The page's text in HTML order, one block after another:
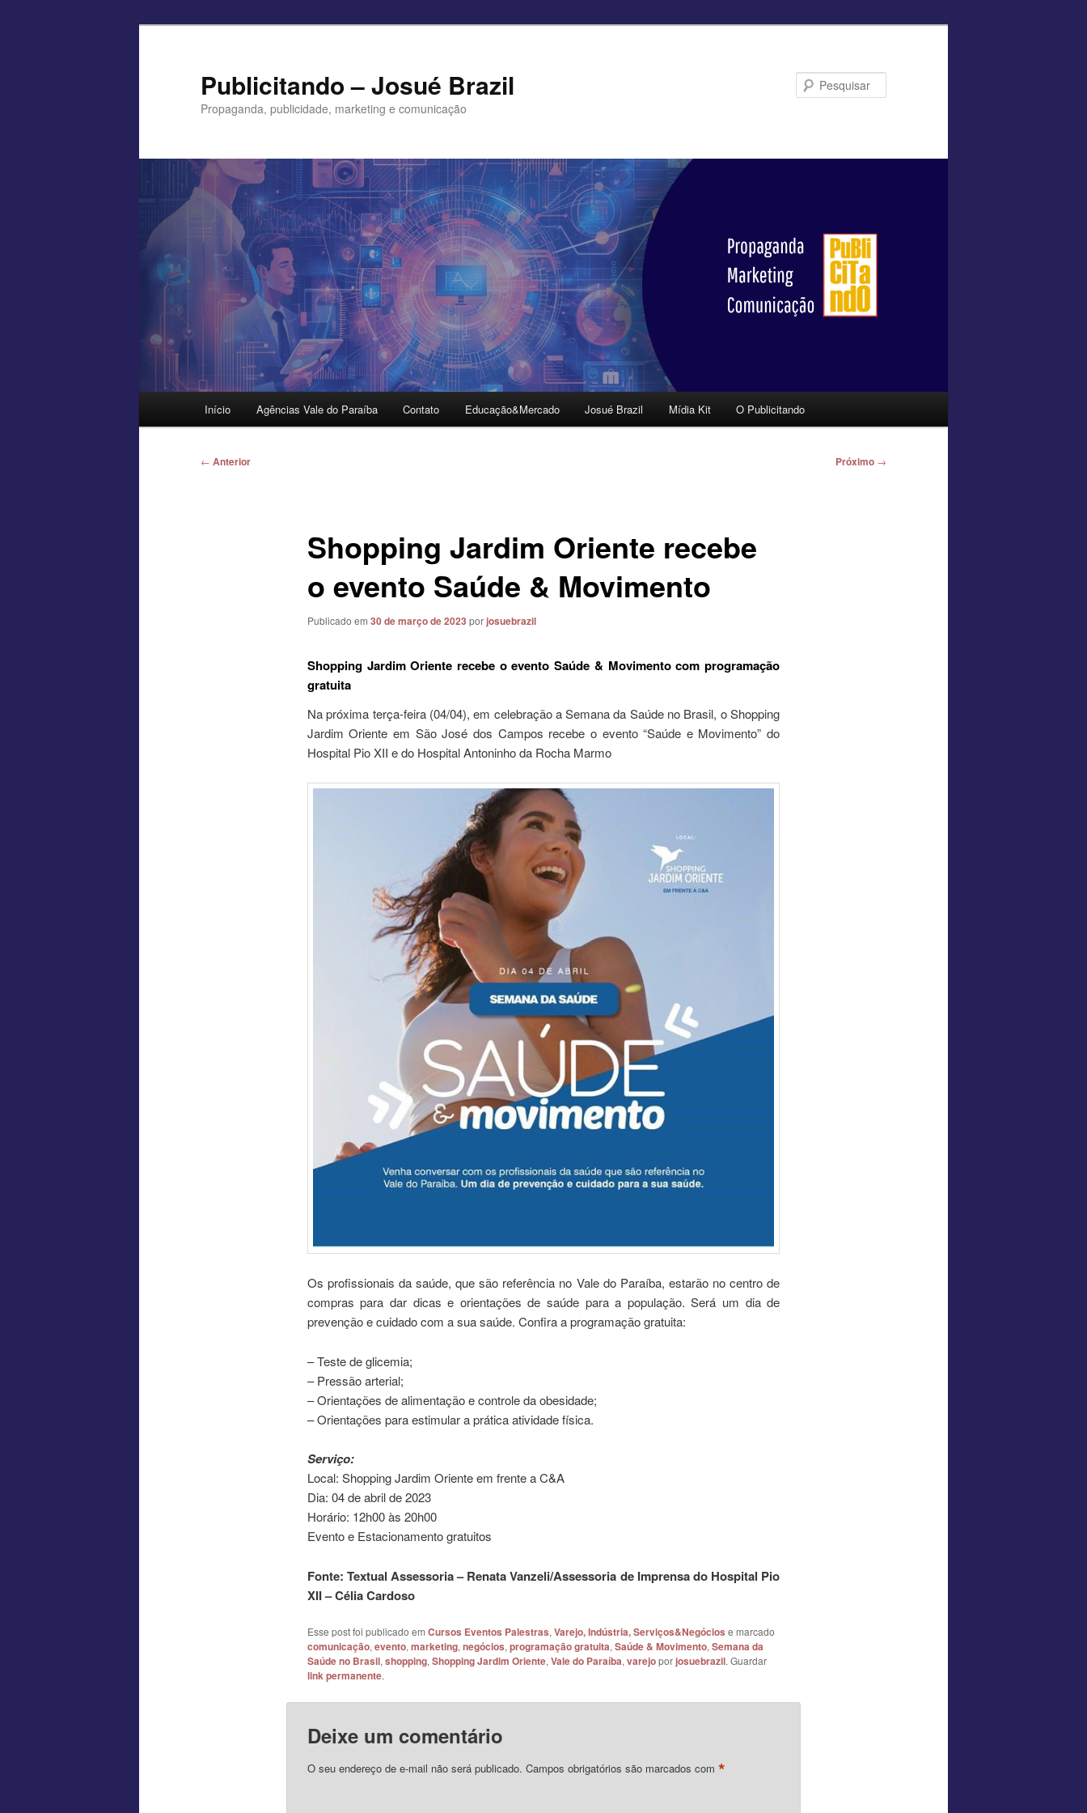
Publicitando – Josué Brazil
Propaganda, publicidade, marketing e comunicação
Início Agências Vale do Paraíba Contato Educação&Mercado Josué Brazil Mídia Kit O Publicitando
Navegação
← Anterior Próximo →
Shopping Jardim Oriente recebe
o evento Saúde & Movimento
Publicado em 30 de março de 2023 porjosuebrazil
Shopping Jardim Oriente recebe o evento Saúde & Movimento com programação
gratuita
Na próxima terça-feira (04/04), em celebração a Semana da Saúde no Brasil, o Shopping
Jardim Oriente em São José dos Campos recebe o evento “Saúde e Movimento” do
Hospital Pio XII e do Hospital Antoninho da Rocha Marmo
Os profissionais da saúde, que são referência no Vale do Paraíba, estarão no centro de
compras para dar dicas e orientações de saúde para a população. Será um dia de
prevenção e cuidado com a sua saúde. Confira a programação gratuita:
– Teste de glicemia;
– Pressão arterial;
– Orientações de alimentação e controle da obesidade;
– Orientações para estimular a prática atividade física.
Serviço:
Local: Shopping Jardim Oriente em frente a C&A
Dia: 04 de abril de 2023
Horário: 12h00 às 20h00
Evento e Estacionamento gratuitos
Fonte: Textual Assessoria – Renata Vanzeli/Assessoria de Imprensa do Hospital Pio
XII – Célia Cardoso
Esse post foi publicado em Cursos Eventos Palestras, Varejo, Indústria, Serviços&Negócios e marcado
comunicação, evento, marketing, negócios, programação gratuita, Saúde & Movimento, Semana da
Saúde no Brasil, shopping, Shopping Jardim Oriente, Vale do Paraíba, varejoporjosuebrazil. Guardar
link permanente.
Deixe um comentário
O seu endereço de e-mail não será publicado. Campos obrigatórios são marcados com *